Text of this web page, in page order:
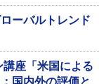
ーバルトレンド
座「米国による
国内外の評価と